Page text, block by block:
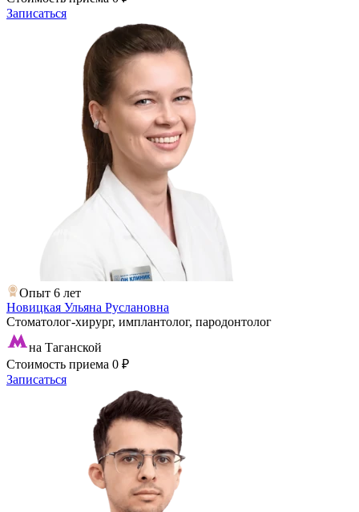
Записаться
Опыт 6 лет
Новицкая Ульяна Руслановна
Стоматолог-хирург, имплантолог, пародонтолог
на Таганской
Стоимость приема 0 ₽
Записаться